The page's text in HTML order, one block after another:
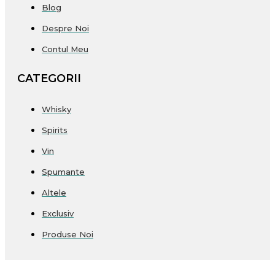
Blog
Despre Noi
Contul Meu
CATEGORII
Whisky
Spirits
Vin
Spumante
Altele
Exclusiv
Produse Noi